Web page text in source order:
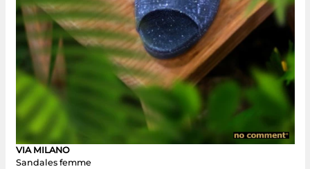
VIA MILANO
Sandales femme